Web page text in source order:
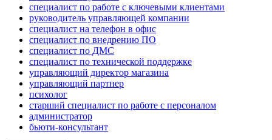
специалист по работе с ключевыми клиентами
руководитель управляющей компании
специалист на телефон в офис
специалист по внедрению ПО
специалист по ДМС
специалист по технической поддержке
управляющий директор магазина
управляющий партнер
психолог
старший специалист по работе с персоналом
администратор
бьюти-консультант